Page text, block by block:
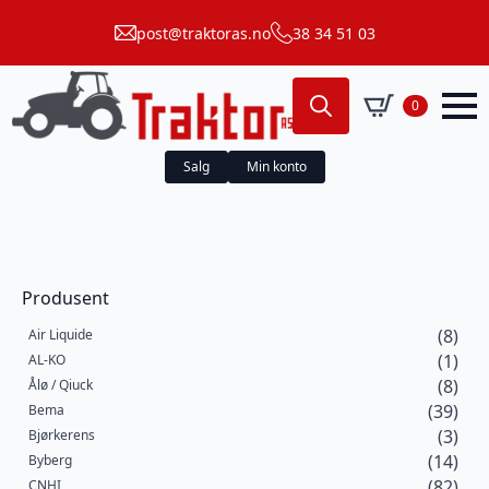
post@traktoras.no 38 34 51 03
Search
for:
0
Salg Min konto
Produsent
Air Liquide (8)
AL-KO (1)
Ålø / Qiuck (8)
Bema (39)
Bjørkerens (3)
Byberg (14)